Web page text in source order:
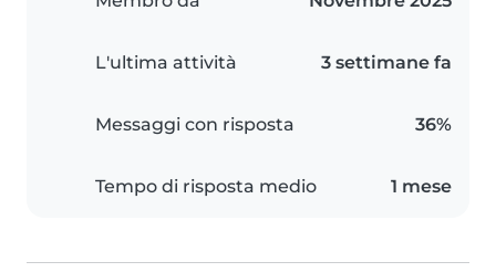
L'ultima attività 3 settimane fa
Messaggi con risposta 36%
Tempo di risposta medio 1 mese